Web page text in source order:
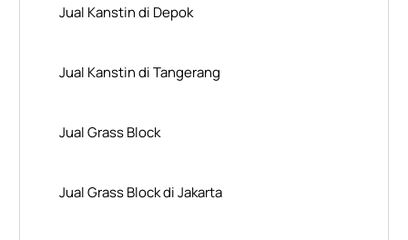
Jual Kanstin di Depok
Jual Kanstin di Tangerang
Jual Grass Block
Jual Grass Block di Jakarta